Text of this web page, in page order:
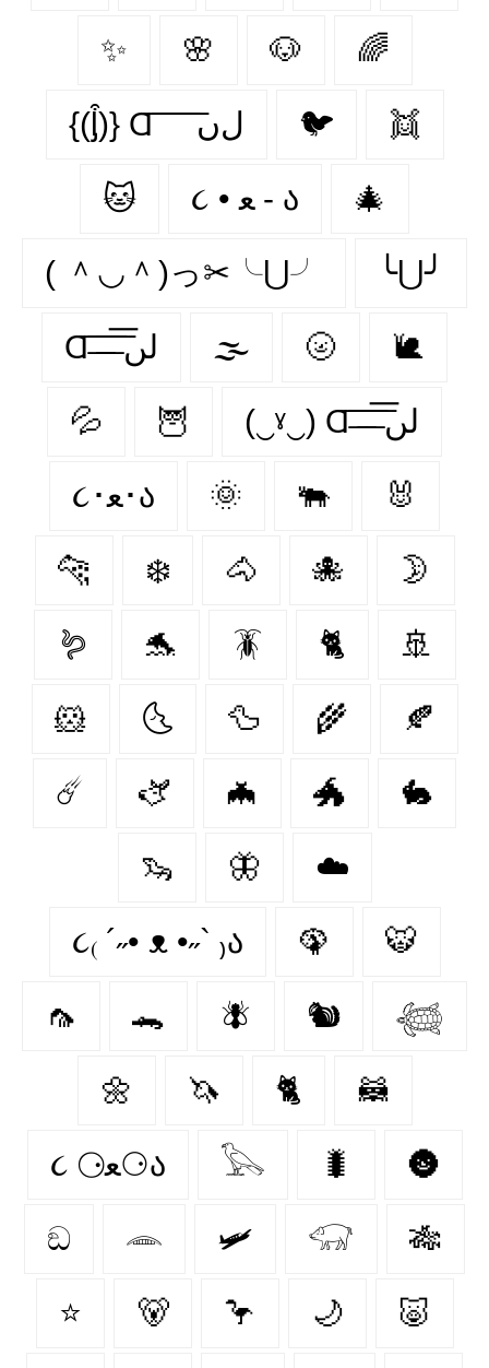
✨ 🌸 🐶 🌈
{(ᶅ͒)} Ɑ͞ ͞ ͞ ͞ ͞ ﻝﮞ 🐦‍ 👯‍
🐱 ૮ • ﻌ - ა 🎄
( ＾◡＾)っ✂╰⋃╯ ╰⋃╯
Ɑ͞ ̶͞ ̶͞ ̶͞ لں͞ 🌫️ 🌝 🐌
💦 🦉 (‿ˠ‿) Ɑ͞ ̶͞ ̶͞ ̶͞ لں͞
૮･ﻌ･ა 🌞 🐃 🐰
🐆 ❄️ 🐴 🐙 🌛
🪱 🐬 🪳 🐈 🚢
🐹 🌜 🦆 🌾 🍂
☄️ 🫏 🦇 🐲 🐇
🦦 🦋 ☁️
૮₍ ´˶• ᴥ •˶` ₎ა 🦚 🐯
🦟 🐊 🪰 🐿️ 𓆉
🌼 🦄 🐈‍ 🦝
૮ ⚆ﻌ⚆ა 𓅂 🐛 🌚
ඞ 𓂎 🛩 𓃟 🎋
⭐ 🐻‍ 🦩 🌙 🐷